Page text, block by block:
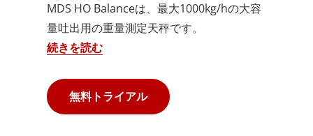
MDS HO Balanceは、最大1000kg/hの大容
量吐出用の重量測定天秤です。
続きを読む
無料トライアル